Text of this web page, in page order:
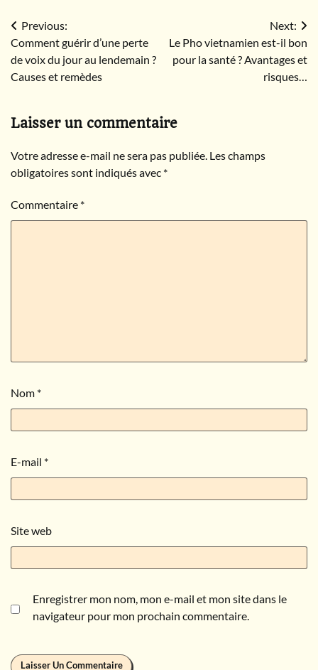
Navigation
de
l’article
Previous:
Comment guérir d’une perte
de voix du jour au lendemain ?
Causes et remèdes
Next:
Le Pho vietnamien est-il bon
pour la santé ? Avantages et
risques…
Laisser un commentaire
Votre adresse e-mail ne sera pas publiée. Les champs
obligatoires sont indiqués avec *
Commentaire *
Nom *
E-mail *
Site web
Enregistrer mon nom, mon e-mail et mon site dans le
navigateur pour mon prochain commentaire.